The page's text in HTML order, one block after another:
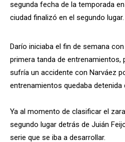
segunda fecha de la temporada
ciudad finalizó en el segundo lugar.
Darío iniciaba el fin de semana
primera tanda de entrenamientos,
sufría un accidente con Narváez
entrenamientos quedaba detenida
Ya al momento de clasificar el
segundo lugar detrás de Juián
serie que se iba a desarrollar.